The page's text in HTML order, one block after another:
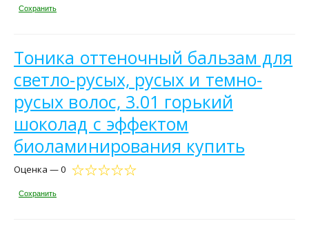
Сохранить
Тоника оттеночный бальзам для
светло-русых, русых и темно-
русых волос, 3.01 горький
шоколад с эффектом
биоламинирования купить
Оценка — 0
Сохранить